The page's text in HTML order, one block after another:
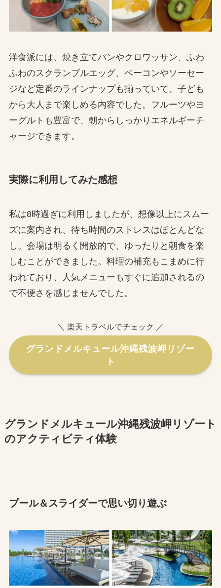
洋食派には、焼き立てパンやクロワッサン、ふわ
ふわのスクランブルエッグ、ベーコンやソーセー
ジなど定番のラインナップも揃っていて、子ども
から大人まで楽しめる内容でした。フルーツやヨ
ーグルトも豊富で、朝からしっかりエネルギーチ
ャージできます。
実際に利用してみた感想
私は8時過ぎに利用しましたが、想像以上にスムー
ズに案内され、待ち時間のストレスはほとんどな
し。会場は明るく開放的で、ゆったりと朝食を楽
しむことができました。料理の補充もこまめに行
われており、人気メニューもすぐに追加されるの
で不便さを感じませんでした。
＼ 楽天トラベルでチェック ／
グランドメルキュール沖縄残波岬リゾー
ト
グランドメルキュール沖縄残波岬リゾート
のアクティビティ体験
プール＆スライダーで思い切り遊ぶ